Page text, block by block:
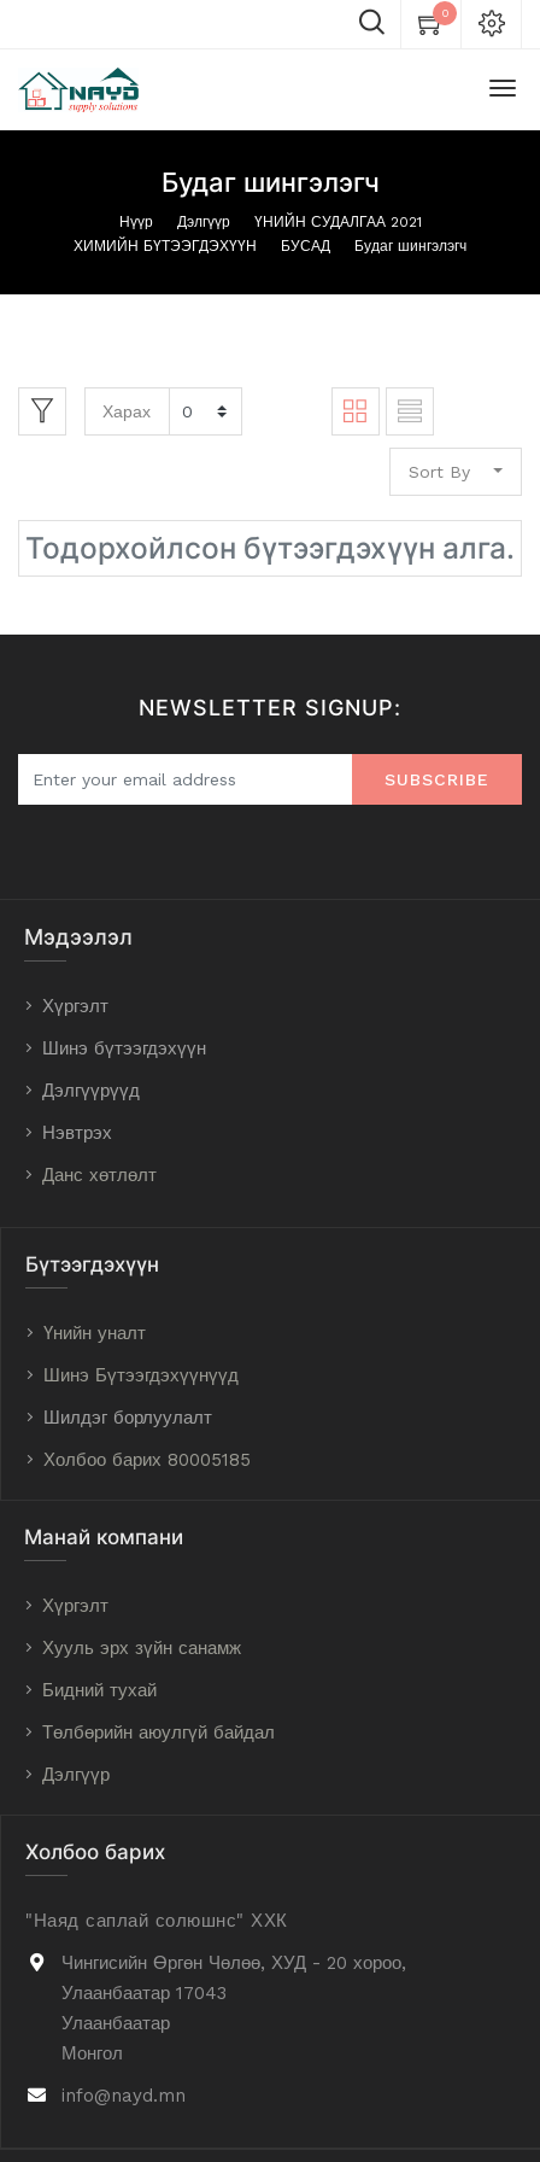
0
Будаг шингэлэгч
Нүүр Дэлгүүр
ҮНИЙН СУДАЛГАА 2021
ХИМИЙН БҮТЭЭГДЭХҮҮН
БУСАД Будаг шингэлэгч
Харах
Sort By
Тодорхойлсон бүтээгдэхүүн алга.
NEWSLETTER SIGNUP:
SUBSCRIBE
Мэдээлэл
Хүргэлт
Шинэ бүтээгдэхүүн
Дэлгүүрүүд
Нэвтрэх
Данс хөтлөлт
Бүтээгдэхүүн
Үнийн уналт
Шинэ Бүтээгдэхүүнүүд
Шилдэг борлуулалт
Холбоо барих 80005185
Манай компани
Хүргэлт
Хууль эрх зүйн санамж
Бидний тухай
Төлбөрийн аюулгүй байдал
Дэлгүүр
Холбоо барих
"Наяд саплай солюшнс" ХХК
Чингисийн Өргөн Чөлөө, ХУД - 20 хороо,
Улаанбаатар 17043
Улаанбаатар
Монгол
info@nayd.mn